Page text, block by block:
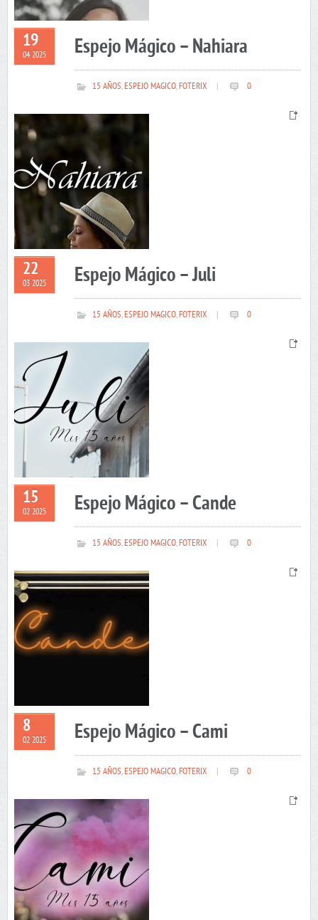
19
04 2025 Espejo Mágico – Nahiara
15 AÑOS,ESPEJO MAGICO,FOTERIX 0
22
03 2025 Espejo Mágico – Juli
15 AÑOS,ESPEJO MAGICO,FOTERIX 0
15
02 2025 Espejo Mágico – Cande
15 AÑOS,ESPEJO MAGICO,FOTERIX 0
8
02 2025 Espejo Mágico – Cami
15 AÑOS,ESPEJO MAGICO,FOTERIX 0